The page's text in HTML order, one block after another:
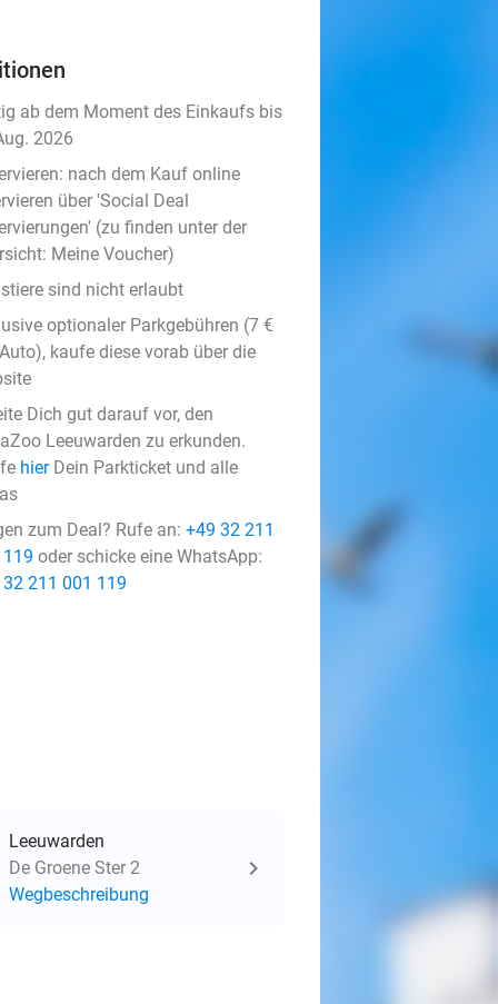
ab dem Moment des Einkaufs bis
2026
nach dem Kauf online
über 'Social Deal
(zu finden unter der
Meine Voucher)
sind nicht erlaubt
optionaler Parkgebühren (7 €
kaufe diese vorab über die
Dich gut darauf vor, den
Leeuwarden zu erkunden.
hierDein Parkticket und alle
zum Deal? Rufe an: +49 32 211
oder schicke eine WhatsApp:
211 001 119
Leeuwarden
De Groene Ster 2
Wegbeschreibung